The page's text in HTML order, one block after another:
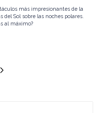
más impresionantes de la
Sol sobre las noches polares.
al máximo?